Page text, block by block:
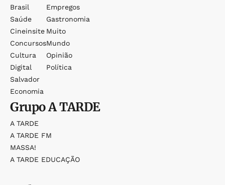
Brasil
Saúde
Cineinsite
Concursos
Cultura
Digital
Salvador
Economia
Empregos
Gastronomia
Muito
Mundo
Opinião
Política
GrupoA TARDE
A TARDE
A TARDE FM
MASSA!
A TARDE EDUCAÇÃO